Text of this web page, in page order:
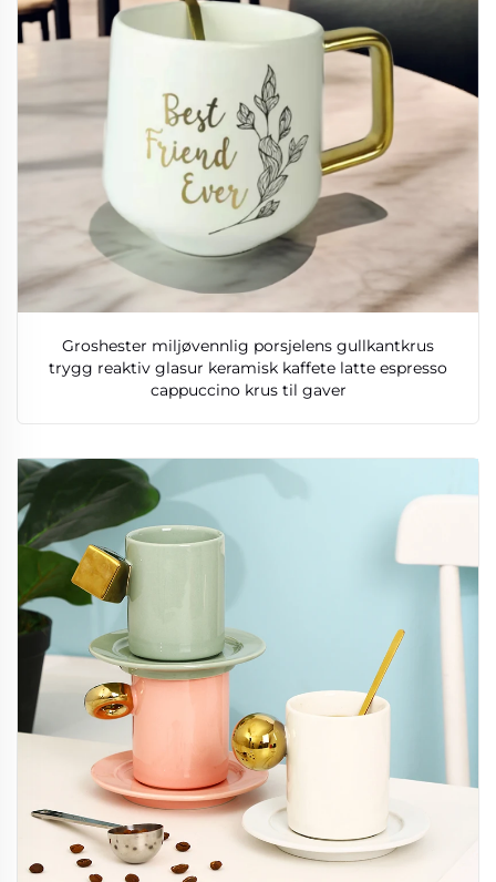
Groshester miljøvennlig porsjelens gullkantkrus
trygg reaktiv glasur keramisk kaffete latte espresso
cappuccino krus til gaver